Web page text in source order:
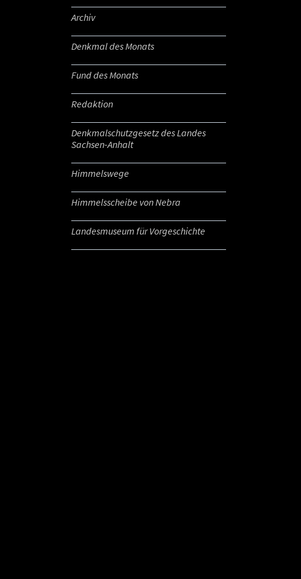
Archiv
Denkmal des Monats
Fund des Monats
Redaktion
Denkmalschutzgesetz des Landes
Sachsen-Anhalt
Himmelswege
Himmelsscheibe von Nebra
Landesmuseum für Vorgeschichte